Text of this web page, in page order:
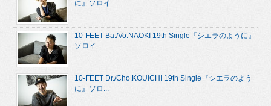
に』ソロイ...
10-FEET Ba./Vo.NAOKI 19th Single『シエラのように』
ソロイ...
10-FEET Dr./Cho.KOUICHI 19th Single『シエラのよう
に』ソロ...